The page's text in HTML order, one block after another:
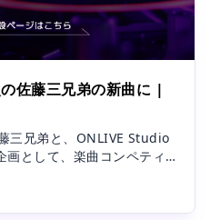
佐藤三兄弟の新曲に |
三兄弟と、ONLIVE Studio
画として、楽曲コンペティ
門、アレンジ部門、ミック
んのご応募をいただきあ
ベックス担当者ならびに佐